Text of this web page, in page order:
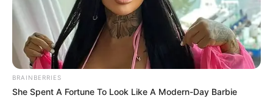
BRAINBERRIES
She Spent A Fortune To Look Like A Modern-Day Barbie